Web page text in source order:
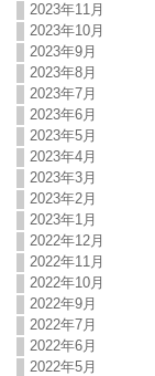
2023年11月
2023年10月
2023年9月
2023年8月
2023年7月
2023年6月
2023年5月
2023年4月
2023年3月
2023年2月
2023年1月
2022年12月
2022年11月
2022年10月
2022年9月
2022年7月
2022年6月
2022年5月